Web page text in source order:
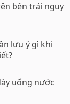
bên trái nguy
lưu ý gì khi
uống nước